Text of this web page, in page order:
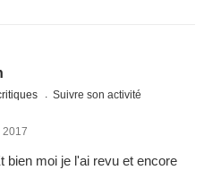
Suivre son activité
2017
bien moi je l'ai revu et encore